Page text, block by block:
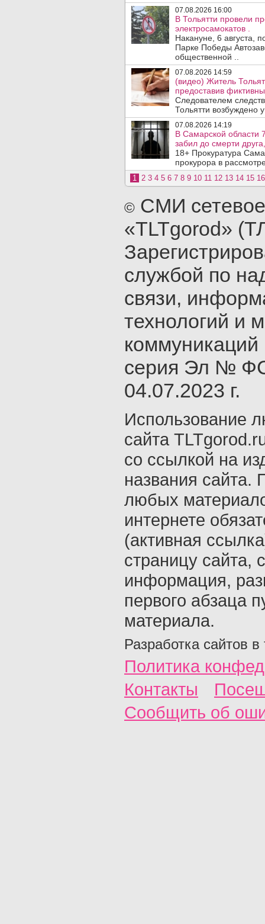
07.08.2026 16:00
В Тольятти провели
электросамокатов .
Накануне, 6 августа,
Парке Победы
общественной ..
07.08.2026 14:59
(видео) Житель
предоставив
Следователем
Тольятти возбуждено
07.08.2026 14:19
В Самарской области
забил до смерти
18+ Прокуратура
прокурора в
1 2 3 4 5 6 7 8 9 10 11 12 13 14 15 16
© СМИ
«TLTgorod»
службой по
связи,
технологий и
серия Эл №
04.07.2023 г.
Использование
сайта
со ссылкой на
названия сайта.
любых
интернете
(активная
страницу сайта,
информация,
первого абзаца
материала.
Разработка сайтов в
Политика
Контакты
Сообщить об